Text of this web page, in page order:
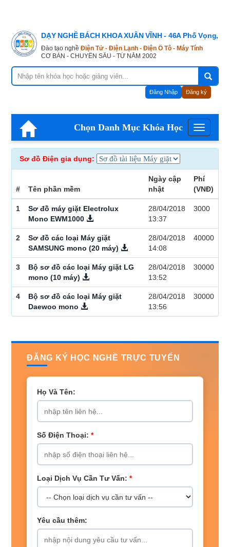
DẠY NGHỀ BÁCH KHOA XUÂN VĨNH - 46A Phố Vọng,
Đào tạo nghề Điện Tử - Điện Lạnh - Điện Ô Tô - Máy Tính
CƠ BẢN - CHUYÊN SÂU - TỪ NĂM 2002
Đăng Nhập Đăng ký
Menu
Chọn Danh Mục Khóa Học
Sơ đồ Điện gia dụng:
# Tên phần mềm
Ngày cập
nhật
Phí
(VNĐ)
1
Sơ đồ máy giặt Electrolux
Mono EWM1000
28/04/2018
13:37
3000
2
Sơ đồ các loại Máy giặt
SAMSUNG mono (20 máy)
28/04/2018
14:08
40000
3
Bộ sơ đồ các loại Máy giặt LG
mono (10 máy)
28/04/2018
13:52
30000
4
Bộ sơ đồ các loại Máy giặt
Daewoo mono
28/04/2018
13:56
30000
ĐĂNG KÝ HỌC NGHỀ TRỰC TUYẾN
Họ Và Tên:
Số Điện Thoại: *
Loại Dịch Vụ Cần Tư Vấn: *
Yêu cầu thêm: